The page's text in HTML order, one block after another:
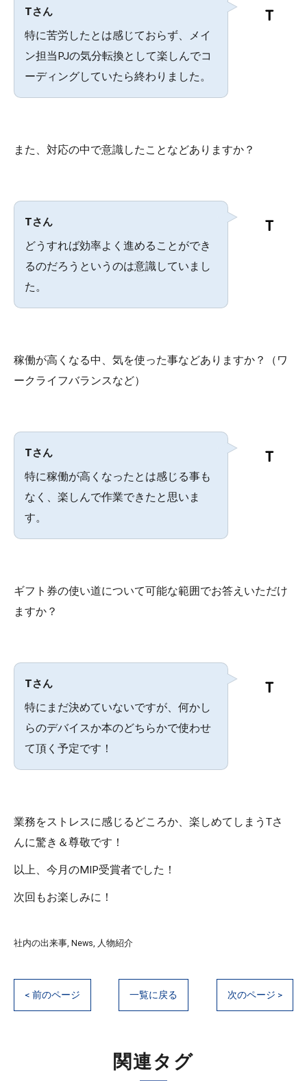
Tさん
特に苦労したとは感じておらず、メイ
ン担当PJの気分転換として楽しんでコ
ーディングしていたら終わりました。
また、対応の中で意識したことなどありますか？
Tさん
どうすれば効率よく進めることができ
るのだろうというのは意識していまし
た。
稼働が高くなる中、気を使った事などありますか？（ワ
ークライフバランスなど）
Tさん
特に稼働が高くなったとは感じる事も
なく、楽しんで作業できたと思いま
す。
ギフト券の使い道について可能な範囲でお答えいただけ
ますか？
Tさん
特にまだ決めていないですが、何かし
らのデバイスか本のどちらかで使わせ
て頂く予定です！
業務をストレスに感じるどころか、楽しめてしまうTさ
んに驚き＆尊敬です！
以上、今月のMIP受賞者でした！
次回もお楽しみに！
社内の出来事 News 人物紹介
< 前のページ 一覧に戻る 次のページ >
関連タグ